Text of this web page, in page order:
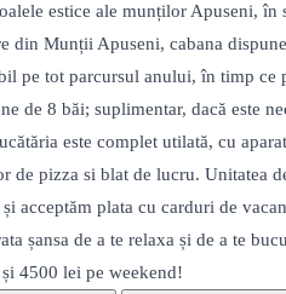
estice ale munților Apuseni,
din Munții Apuseni, cabana
pe tot parcursul anului, în timp
de 8 băi; suplimentar, dacă este
este complet utilată, cu
de pizza si blat de lucru. Unitatea
acceptăm plata cu carduri de
șansa de a te relaxa și de a te
4500 lei pe weekend!